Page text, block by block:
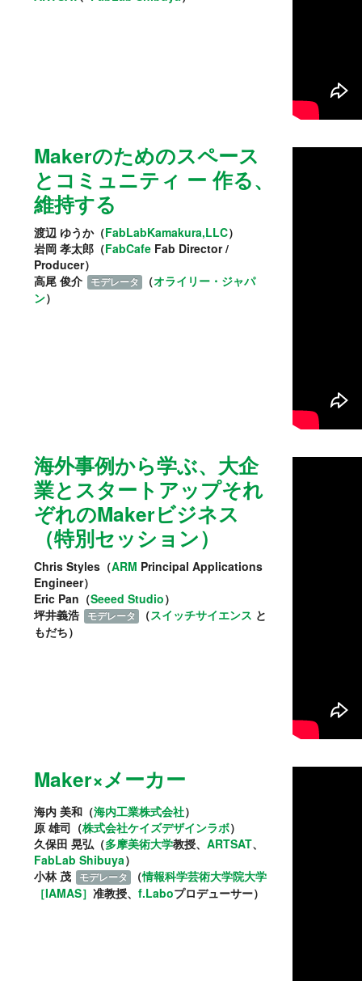
Makerのためのスペース
とコミュニティ ー 作る、
維持する
渡辺 ゆうか（FabLabKamakura,LLC）
岩岡 孝太郎（FabCafe Fab Director /
Producer）
高尾 俊介
モデレータ （オライリー・ジャパ
ン）
海外事例から学ぶ、大企
業とスタートアップそれ
ぞれのMakerビジネス
（特別セッション）
Chris Styles（ARM Principal Applications
Engineer）
Eric Pan（Seeed Studio）
坪井義浩
モデレータ （スイッチサイエンス と
もだち）
Maker×メーカー
海内 美和（海内工業株式会社）
原 雄司（株式会社ケイズデザインラボ）
久保田 晃弘（多摩美術大学教授、 ARTSAT、
FabLab Shibuya）
小林 茂
モデレータ （情報科学芸術大学院大学
［IAMAS］ 准教授、 f.Laboプロデューサー）